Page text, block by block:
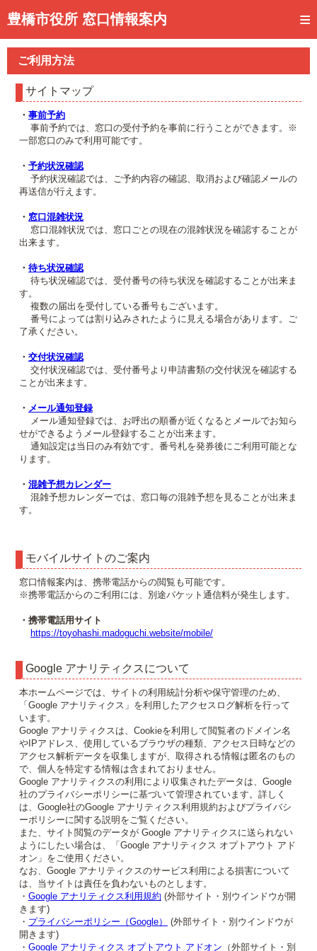
豊橋市役所 窓口情報案内
トップページ
事前予約
予約状況確認
窓口混雑状況
待ち状況確認
交付状況確認
メール通知登録
ご利用方法
サイトマップ
・ 事前予約
事前予約では、窓口の受付予約を事前に行うことができます。※
一部窓口のみで利用可能です。
・ 予約状況確認
予約状況確認では、ご予約内容の確認、取消および確認メールの
再送信が行えます。
・ 窓口混雑状況
窓口混雑状況では、窓口ごとの現在の混雑状況を確認することが
出来ます。
・ 待ち状況確認
待ち状況確認では、受付番号の待ち状況を確認することが出来ま
す。
複数の届出を受付している番号もございます。
番号によっては割り込みされたように見える場合があります。ご
了承ください。
・ 交付状況確認
交付状況確認では、受付番号より申請書類の交付状況を確認する
ことが出来ます。
・ メール通知登録
メール通知登録では、お呼出の順番が近くなるとメールでお知ら
せができるようメール登録することが出来ます。
通知設定は当日のみ有効です。番号札を発券後にご利用可能とな
ります。
・ 混雑予想カレンダー
混雑予想カレンダーでは、窓口毎の混雑予想を見ることが出来ま
す。
モバイルサイトのご案内
窓口情報案内は、携帯電話からの閲覧も可能です。
※携帯電話からのご利用には、別途パケット通信料が発生します。
・携帯電話用サイト
https://toyohashi.madoguchi.website/mobile/
Google アナリティクスについて
本ホームページでは、サイトの利用統計分析や保守管理のため、
「Google アナリティクス」を利用したアクセスログ解析を行って
います。
Google アナリティクスは、Cookieを利用して閲覧者のドメイン名
やIPアドレス、使用しているブラウザの種類、アクセス日時などの
アクセス解析データを収集しますが、取得される情報は匿名のもの
で、個人を特定する情報は含まれておりません。
Google アナリティクスの利用により収集されたデータは、Google
社のプライバシーポリシーに基づいて管理されています。詳しく
は、Google社のGoogle アナリティクス利用規約およびプライバシ
ーポリシーに関する説明をご覧ください。
また、サイト閲覧のデータが Google アナリティクスに送られない
ようにしたい場合は、「Google アナリティクス オプトアウト アド
オン」をご使用ください。
なお、Google アナリティクスのサービス利用による損害について
は、当サイトは責任を負わないものとします。
・ Google アナリティクス利用規約 (外部サイト・別ウインドウが開
きます)
・ プライバシーポリシー（Google）
(外部サイト・別ウインドウが
開きます)
・ Google アナリティクス オプトアウト アドオン （外部サイト・別